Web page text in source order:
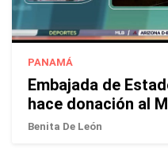
PANAMÁ
Embajada de
hace donación al
Benita De León